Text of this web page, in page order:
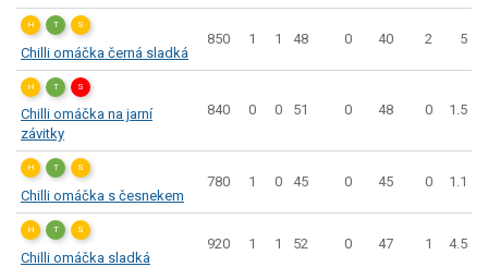
H T S
Chilli omáčka černá sladká
850 1 1 48 0 40 2 5
H T S
Chilli omáčka na jarní
závitky
840 0 0 51 0 48 0 1.5
H T S
Chilli omáčka s česnekem
780 1 0 45 0 45 0 1.1
H T S
Chilli omáčka sladká
920 1 1 52 0 47 1 4.5